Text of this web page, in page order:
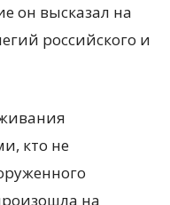
он высказал на
российского и
кто не
на